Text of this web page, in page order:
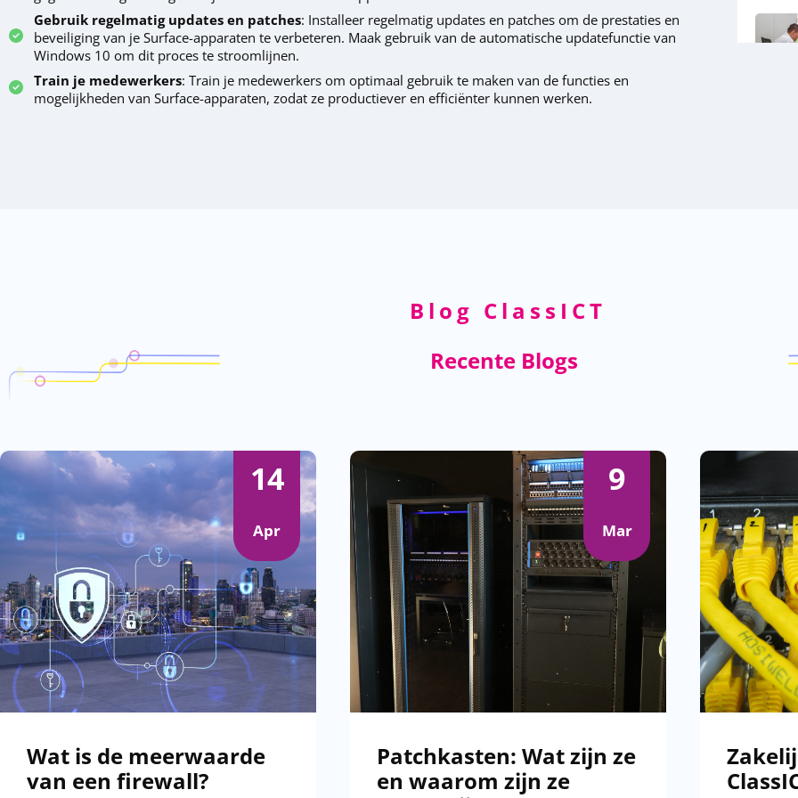
Gebruik regelmatig updates en patches: Installeer regelmatig updates en patches om de prestaties en
beveiliging van je Surface-apparaten te verbeteren. Maak gebruik van de automatische updatefunctie van
Windows 10 om dit proces te stroomlijnen.
Train je medewerkers: Train je medewerkers om optimaal gebruik te maken van de functies en
mogelijkheden van Surface-apparaten, zodat ze productiever en efficiënter kunnen werken.
Blog ClassICT
Recente Blogs
14
Apr
Wat is de meerwaarde
van een firewall?
9
Mar
Patchkasten: Wat zijn ze
en waarom zijn ze